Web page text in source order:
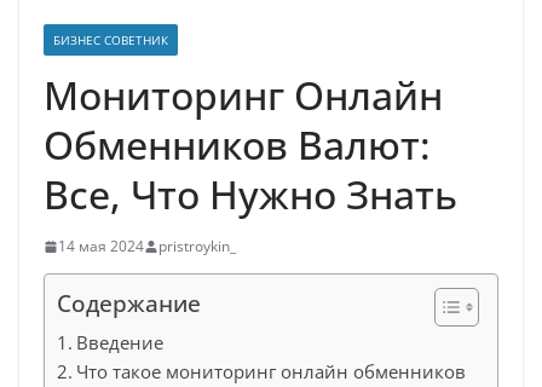
БИЗНЕС СОВЕТНИК
Мониторинг Онлайн
Обменников Валют:
Все, Что Нужно Знать
14 мая 2024 pristroykin_
Содержание
Введение
Что такое мониторинг онлайн обменников